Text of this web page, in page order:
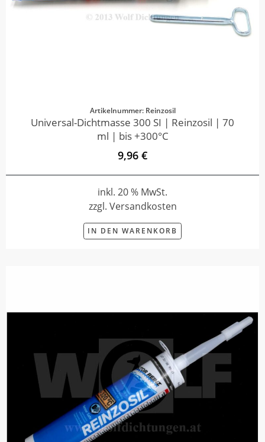
Artikelnummer: Reinzosil
Universal-Dichtmasse 300 SI | Reinzosil | 70
ml | bis +300°C
9,96 €
inkl. 20 % MwSt.
zzgl. Versandkosten
IN DEN WARENKORB